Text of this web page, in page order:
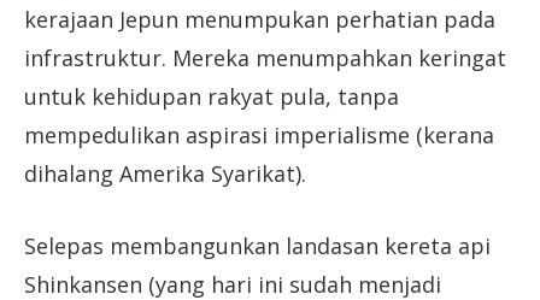
kerajaan Jepun menumpukan perhatian pada
infrastruktur. Mereka menumpahkan keringat
untuk kehidupan rakyat pula, tanpa
mempedulikan aspirasi imperialisme (kerana
dihalang Amerika Syarikat).
Selepas membangunkan landasan kereta api
Shinkansen (yang hari ini sudah menjadi